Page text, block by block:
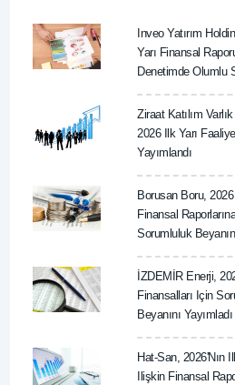
Inveo Yatırım
Yarı Finansal
Denetimde Olumlu
Ziraat Katılım
2026 Ilk Yarı
Yayımlandı
Borusan Boru, 2026
Finansal
Sorumluluk
İZDEMİR Enerji,
Finansalları Için
Beyanını Yayımladı
Hat-San, 2026'nın
Ilişkin Finansal